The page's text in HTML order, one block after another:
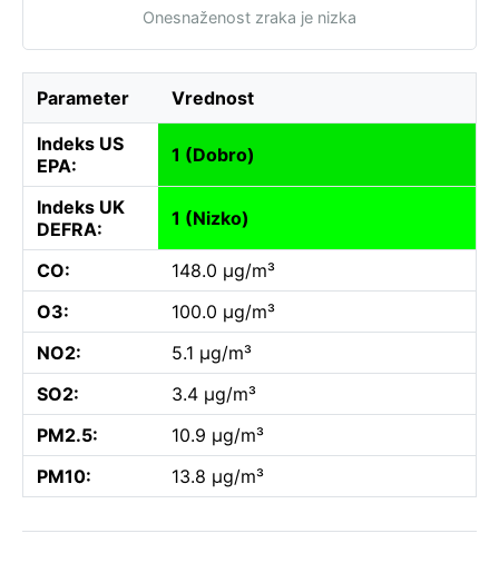
Onesnaženost zraka je nizka
Parameter Vrednost
Indeks US
EPA:
1 (Dobro)
Indeks UK
DEFRA:
1 (Nizko)
CO:
148.0 µg/m³
O3:
100.0 µg/m³
NO2:
5.1 µg/m³
SO2:
3.4 µg/m³
PM2.5:
10.9 µg/m³
PM10:
13.8 µg/m³